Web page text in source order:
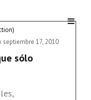
septiembre 17, 2010
sólo